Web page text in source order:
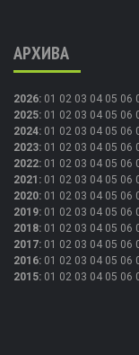
АРХИВА
2026: 01 02 03 04 05 06
2025: 01 02 03 04 05 06
2024: 01 02 03 04 05 06
2023: 01 02 03 04 05 06
2022: 01 02 03 04 05 06
2021 : 01 02 03 04 05 06
2020: 01 02 03 04 05 06
2019: 01 02 03 04 05 06
2018: 01 02 03 04 05 06
2017: 01 02 03 04 05 06
2016: 01 02 03 04 05 06
2015: 01 02 03 04 05 06